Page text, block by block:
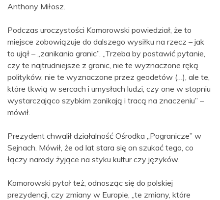
Anthony Miłosz.
Podczas uroczystości Komorowski powiedział, że to
miejsce zobowiązuje do dalszego wysiłku na rzecz – jak
to ujął – „zanikania granic”. „Trzeba by postawić pytanie,
czy te najtrudniejsze z granic, nie te wyznaczone ręką
polityków, nie te wyznaczone przez geodetów (…), ale te,
które tkwią w sercach i umysłach ludzi, czy one w stopniu
wystarczająco szybkim zanikają i tracą na znaczeniu” –
mówił.
Prezydent chwalił działalność Ośrodka „Pogranicze” w
Sejnach. Mówił, że od lat stara się on szukać tego, co
łączy narody żyjące na styku kultur czy języków.
Komorowski pytał też, odnosząc się do polskiej
prezydencji, czy zmiany w Europie, „te zmiany, które